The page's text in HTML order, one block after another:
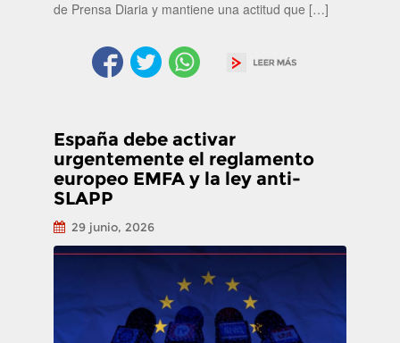
de Prensa Diaria y mantiene una actitud que […]
España debe activar
urgentemente el reglamento
europeo EMFA y la ley anti-
SLAPP
29 junio, 2026